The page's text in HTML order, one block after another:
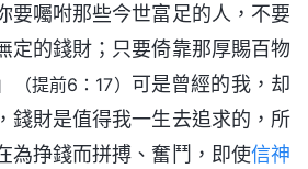
要囑咐那些今世富足的人，不要
定的錢財；只要倚靠那厚賜百物
（提前6：17） 可是曾經的我，却
錢財是值得我一生去追求的，所
為挣錢而拼搏、奮鬥，即使信神